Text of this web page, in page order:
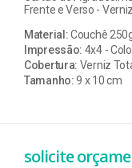
Frente e Verso -
Material:Couchê
Impressão: 4x4 -
Cobertura: Verniz
Tamanho:9 x 10 cm
solicite